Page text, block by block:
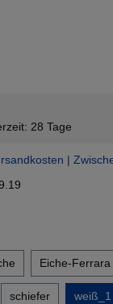
28 Tage
|
Eiche-Ferrara
schiefer weiß_1